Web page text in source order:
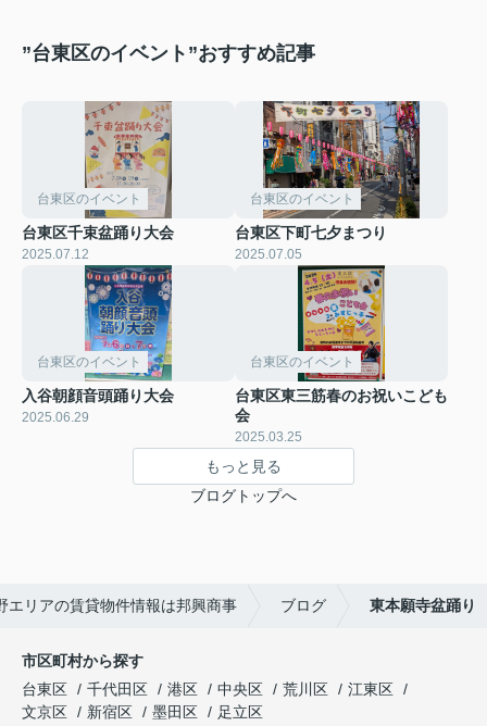
”台東区のイベント”おすすめ記事
台東区のイベント
台東区千束盆踊り大会
2025.07.12
台東区のイベント
台東区下町七夕まつり
2025.07.05
台東区のイベント
入谷朝顔音頭踊り大会
2025.06.29
台東区のイベント
台東区東三筋春のお祝いこども
会
2025.03.25
もっと見る
ブログトップへ
エリアの賃貸物件情報は邦興商事 ブログ 東本願寺盆踊り
市区町村から探す
台東区
千代田区 港区 中央区 荒川区
江東区
文京区
新宿区 墨田区
足立区